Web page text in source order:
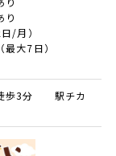
り
/月）
大7日）
歩3分 駅チカ